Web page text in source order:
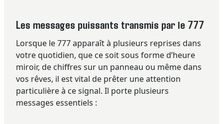
Les messages puissants transmis par le 777
Lorsque le 777 apparaît à plusieurs reprises dans
votre quotidien, que ce soit sous forme d’heure
miroir, de chiffres sur un panneau ou même dans
vos rêves, il est vital de prêter une attention
particulière à ce signal. Il porte plusieurs
messages essentiels :